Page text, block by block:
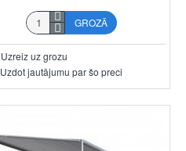
GROZĀ
Uzreiz uz grozu
Uzdot jautājumu par šo preci